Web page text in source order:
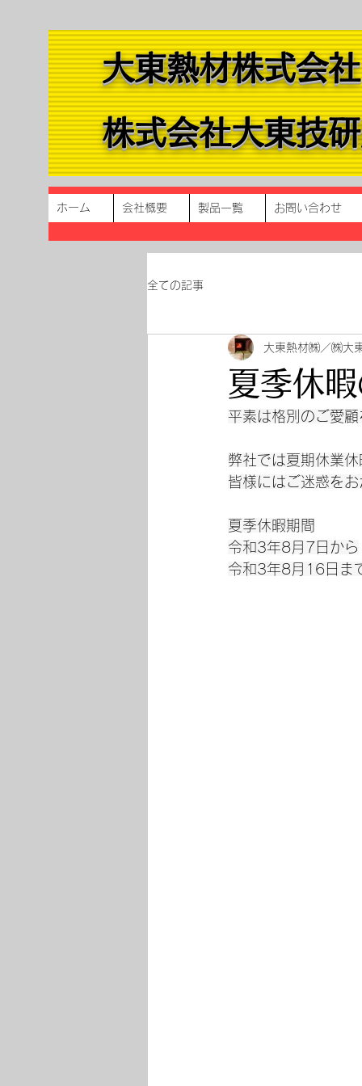
大東熱材株式会社
株式会社大東技
ホーム 会社概要 製品一覧 お問い合わせ
全ての記事
夏季休
大東熱材㈱／㈱大
平素は格別のご愛
弊社では夏期休業
皆様にはご迷惑を
夏季休暇期間
令和3年8月7日から
令和3年8月16日ま